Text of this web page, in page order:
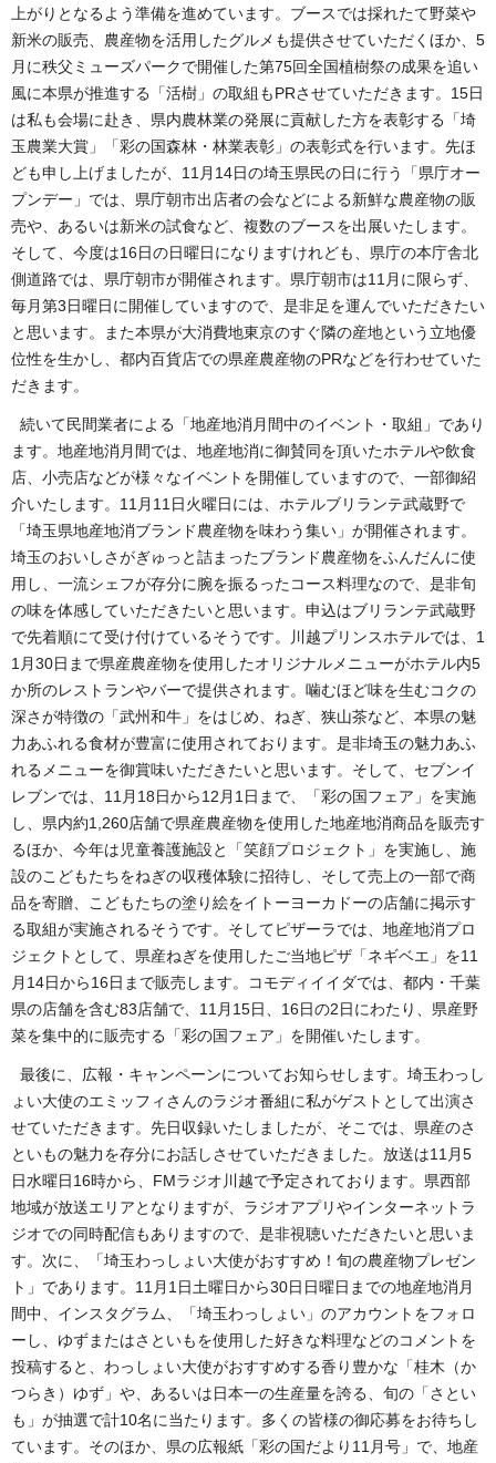
上がりとなるよう準備を進めています。ブースでは採れたて野菜や
新米の販売、農産物を活用したグルメも提供させていただくほか、5
月に秩父ミューズパークで開催した第75回全国植樹祭の成果を追い
風に本県が推進する「活樹」の取組もPRさせていただきます。15日
は私も会場に赴き、県内農林業の発展に貢献した方を表彰する「埼
玉農業大賞」「彩の国森林・林業表彰」の表彰式を行います。先ほ
ども申し上げましたが、11月14日の埼玉県民の日に行う「県庁オー
プンデー」では、県庁朝市出店者の会などによる新鮮な農産物の販
売や、あるいは新米の試食など、複数のブースを出展いたします。
そして、今度は16日の日曜日になりますけれども、県庁の本庁舎北
側道路では、県庁朝市が開催されます。県庁朝市は11月に限らず、
毎月第3日曜日に開催していますので、是非足を運んでいただきたい
と思います。また本県が大消費地東京のすぐ隣の産地という立地優
位性を生かし、都内百貨店での県産農産物のPRなどを行わせていた
だきます。
続いて民間業者による「地産地消月間中のイベント・取組」であり
ます。地産地消月間では、地産地消に御賛同を頂いたホテルや飲食
店、小売店などが様々なイベントを開催していますので、一部御紹
介いたします。11月11日火曜日には、ホテルブリランテ武蔵野で
「埼玉県地産地消ブランド農産物を味わう集い」が開催されます。
埼玉のおいしさがぎゅっと詰まったブランド農産物をふんだんに使
用し、一流シェフが存分に腕を振るったコース料理なので、是非旬
の味を体感していただきたいと思います。申込はブリランテ武蔵野
で先着順にて受け付けているそうです。川越プリンスホテルでは、1
1月30日まで県産農産物を使用したオリジナルメニューがホテル内5
か所のレストランやバーで提供されます。噛むほど味を生むコクの
深さが特徴の「武州和牛」をはじめ、ねぎ、狭山茶など、本県の魅
力あふれる食材が豊富に使用されております。是非埼玉の魅力あふ
れるメニューを御賞味いただきたいと思います。そして、セブンイ
レブンでは、11月18日から12月1日まで、「彩の国フェア」を実施
し、県内約1,260店舗で県産農産物を使用した地産地消商品を販売す
るほか、今年は児童養護施設と「笑顔プロジェクト」を実施し、施
設のこどもたちをねぎの収穫体験に招待し、そして売上の一部で商
品を寄贈、こどもたちの塗り絵をイトーヨーカドーの店舗に掲示す
る取組が実施されるそうです。そしてピザーラでは、地産地消プロ
ジェクトとして、県産ねぎを使用したご当地ピザ「ネギベエ」を11
月14日から16日まで販売します。コモディイイダでは、都内・千葉
県の店舗を含む83店舗で、11月15日、16日の2日にわたり、県産野
菜を集中的に販売する「彩の国フェア」を開催いたします。
最後に、広報・キャンペーンについてお知らせします。埼玉わっし
ょい大使のエミッフィさんのラジオ番組に私がゲストとして出演さ
せていただきます。先日収録いたしましたが、そこでは、県産のさ
といもの魅力を存分にお話しさせていただきました。放送は11月5
日水曜日16時から、FMラジオ川越で予定されております。県西部
地域が放送エリアとなりますが、ラジオアプリやインターネットラ
ジオでの同時配信もありますので、是非視聴いただきたいと思いま
す。次に、「埼玉わっしょい大使がおすすめ！旬の農産物プレゼン
ト」であります。11月1日土曜日から30日日曜日までの地産地消月
間中、インスタグラム、「埼玉わっしょい」のアカウントをフォロ
ーし、ゆずまたはさといもを使用した好きな料理などのコメントを
投稿すると、わっしょい大使がおすすめする香り豊かな「桂木（か
つらき）ゆず」や、あるいは日本一の生産量を誇る、旬の「さとい
も」が抽選で計10名に当たります。多くの皆様の御応募をお待ちし
ています。そのほか、県の広報紙「彩の国だより11月号」で、地産